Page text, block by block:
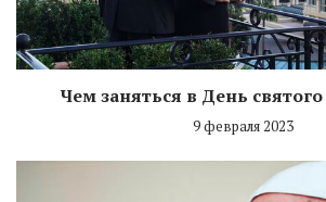
Чем заняться в День
9 февраля 2023